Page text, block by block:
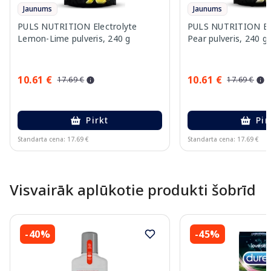
Jaunums
PULS NUTRITION Electrolyte
Lemon-Lime pulveris, 240 g
10.61 € 17.69 €
Pirkt
Standarta cena: 17.69 €
Jaunums
PULS NUTRITION
Pear pulveris, 240 g
10.61 € 17.69 €
Standarta cena: 17.69 €
Visvairāk aplūkotie produkti šobrīd
-40% -45%